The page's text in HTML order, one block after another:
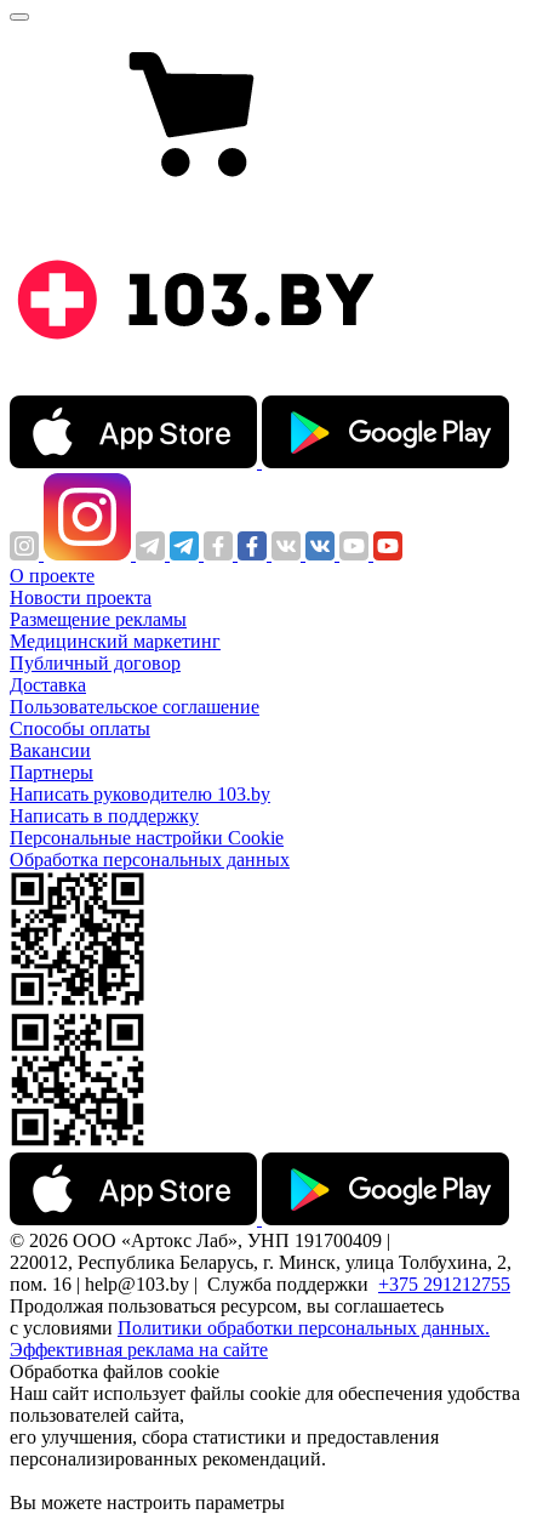
О проекте
Новости проекта
Размещение рекламы
Медицинский маркетинг
Публичный договор
Доставка
Пользовательское соглашение
Способы оплаты
Вакансии
Партнеры
Написать руководителю 103.by
Написать в поддержку
Персональные настройки Cookie
Обработка персональных данных
© 2026 ООО «Артокс Лаб», УНП 191700409 |
220012, Республика Беларусь, г. Минск, улица Толбухина, 2,
пом. 16 | help@103.by | Служба поддержки +375 291212755
Продолжая пользоваться ресурсом, вы соглашаетесь
с условиями Политики обработки персональных данных.
Эффективная реклама на сайте
Обработка файлов cookie
Наш сайт использует файлы cookie для обеспечения удобства
пользователей сайта,
его улучшения, сбора статистики и предоставления
персонализированных рекомендаций.
Вы можете настроить параметры